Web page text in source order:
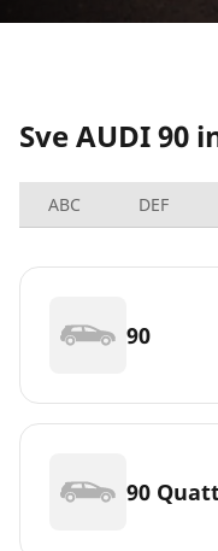
Sve AUDI 90
ABC DEF
90
90